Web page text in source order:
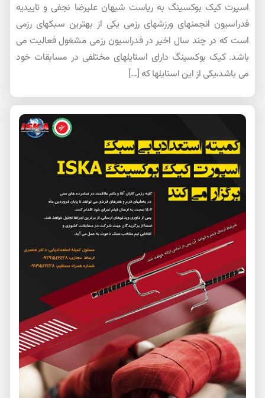
اسپرت کیک بوکسینگ به ریاست شیهان علیرضا نجفی و تاییدیه
فدراسیون انجمنهای ورزشهای رزمی یکی از بهترین سبکهای رزمی
است که در چند سال اخیر در فدراسیون رزمی مشغول فعالیت می
باشد. کیک بوکسینگ دارای استایلهای مختلفی در مسابقات خود
می باشد،یکی از این استایلها که […]